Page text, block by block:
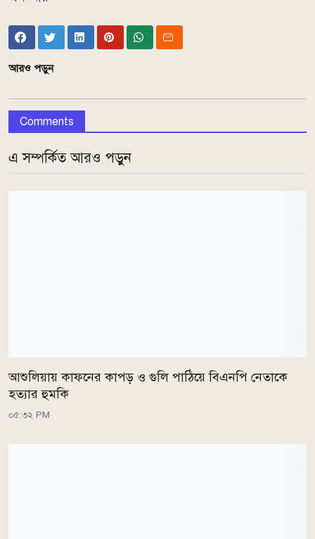
আরও পড়ুন
Comments
এ সম্পর্কিত আরও পড়ুন
আশুলিয়ায় কাফনের কাপড় ও গুলি পাঠিয়ে বিএনপি নেতাকে
হত্যার হুমকি
০৫:৩২ PM